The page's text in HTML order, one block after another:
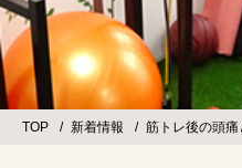
TOP 新着情報 筋トレ後の頭